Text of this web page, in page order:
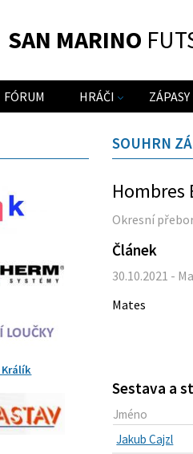
SAN MARINO
FÓRUM HRÁČI ZÁPASY
SOUHRN
Hombres
Okresní
Článek
30.10.2021 -
Mates
Sestava a
Jméno
Jakub Cajzl